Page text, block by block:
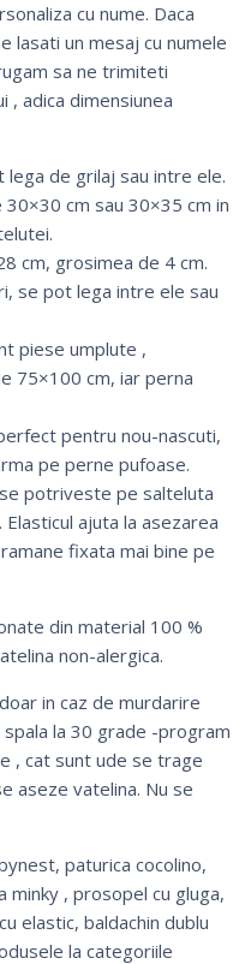
cu nume. Daca
lasati un mesaj cu numele
sa ne trimiteti
, adica dimensiunea
de grilaj sau intre ele.
cm sau 30×35 cm in
cm, grosimea de 4 cm.
se pot lega intre ele sau
piese umplute ,
75×100 cm, iar perna
pentru nou-nascuti,
pe perne pufoase.
potriveste pe salteluta
ajuta la asezarea
fixata mai bine pe
din material 100 %
non-alergica.
in caz de murdarire
la 30 grade -program
, cat sunt ude se trage
aseze vatelina. Nu se
, paturica cocolino,
minky , prosopel cu gluga,
elastic, baldachin dublu
la categoriile